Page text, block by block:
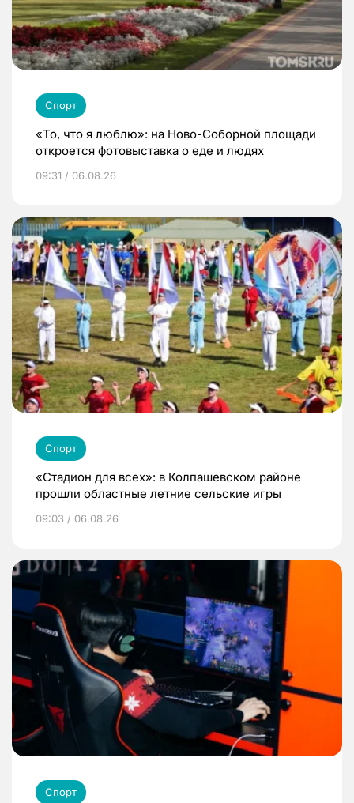
Спорт
«То, что я люблю»: на Ново-Соборной площади
откроется фотовыставка о еде и людях
09:31 / 06.08.26
Спорт
«Стадион для всех»: в Колпашевском районе
прошли областные летние сельские игры
09:03 / 06.08.26
Спорт